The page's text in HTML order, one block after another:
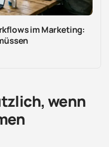
im Marketing:
wenn